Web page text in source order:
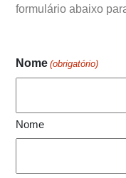
formulário abaixo
Nome (obrigatório)
Nome